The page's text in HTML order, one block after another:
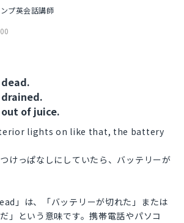
プ英会話講師
of juice.
lights on like that, the battery
けっぱなしにしていたら、バッテリーが
」は、「バッテリーが切れた」または
」という意味です。携帯電話やパソコ